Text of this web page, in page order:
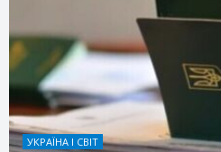
УКРАЇНА І СВІТ